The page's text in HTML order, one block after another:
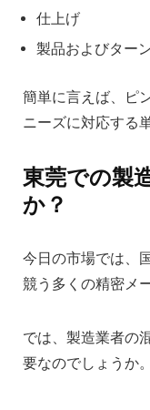
仕上げ
製品およびター
簡単に言えば、ピ
ニーズに対応する
東莞での製
か？
今日の市場では、
競う多くの精密メ
では、製造業者の
要なのでしょうか。